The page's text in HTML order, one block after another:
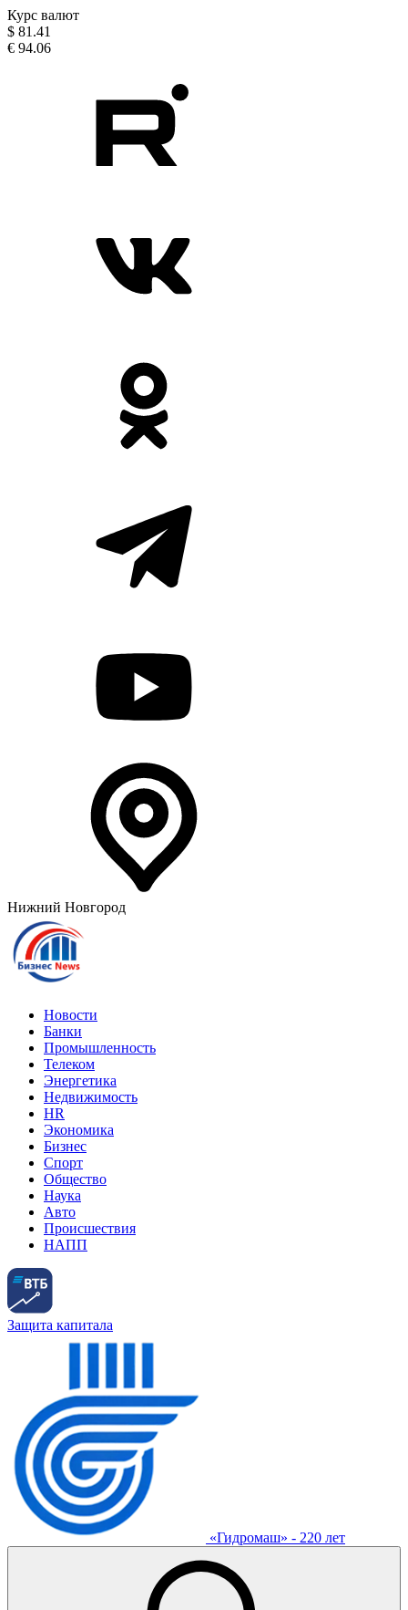
Курс валют
$ 81.41
€ 94.06
Нижний Новгород
Новости
Банки
Промышленность
Телеком
Энергетика
Недвижимость
HR
Экономика
Бизнес
Спорт
Общество
Наука
Авто
Происшествия
НАПП
Защита капитала
«Гидромаш» - 220 лет